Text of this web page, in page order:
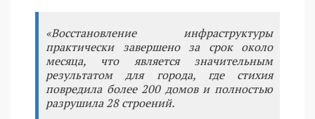
«Восстановление инфраструктуры
практически завершено за срок около
месяца, что является значительным
результатом для города, где стихия
повредила более 200 домов и полностью
разрушила 28 строений.